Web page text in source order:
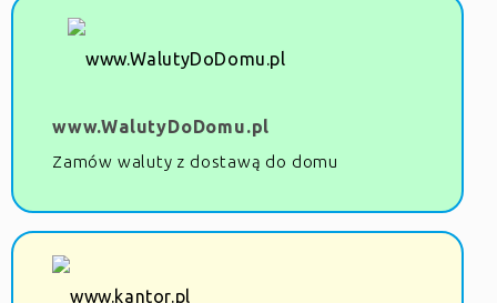
www.WalutyDoDomu.pl
Zamów waluty z dostawą do domu